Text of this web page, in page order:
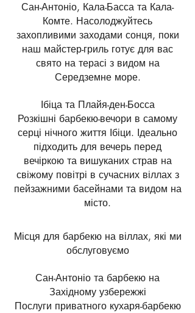
Сан-Антоніо, Кала-Басса та Кала-
Комте. Насолоджуйтесь
захопливими заходами сонця, поки
наш майстер-гриль готує для вас
свято на терасі з видом на
Середземне море.
Ібіца та Плайя-ден-Босса
Розкішні барбекю-вечори в самому
серці нічного життя Ібіци. Ідеально
підходить для вечерь перед
вечіркою та вишуканих страв на
свіжому повітрі в сучасних віллах з
пейзажними басейнами та видом на
місто.
Місця для барбекю на віллах, які ми
обслуговуємо
Сан-Антоніо та барбекю на
Західному узбережжі
Послуги приватного кухаря-барбекю